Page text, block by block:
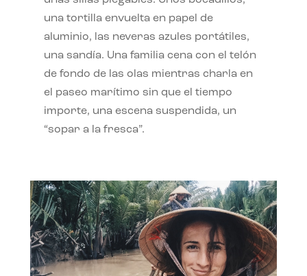
una tortilla envuelta en papel de
aluminio, las neveras azules portátiles,
una sandía. Una familia cena con el telón
de fondo de las olas mientras charla en
el paseo marítimo sin que el tiempo
importe, una escena suspendida, un
“sopar a la fresca”.